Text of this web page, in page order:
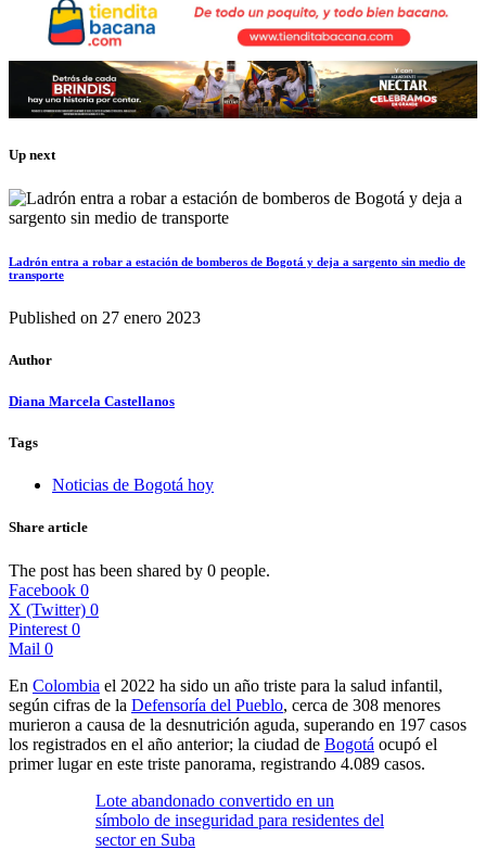
Up next
Ladrón entra a robar a estación de bomberos de Bogotá y deja a sargento sin medio de
transporte
Published on 27 enero 2023
Author
Diana Marcela Castellanos
Tags
Noticias de Bogotá hoy
Share article
The post has been shared by 0 people.
Facebook 0
X (Twitter) 0
Pinterest 0
Mail 0
En Colombia el 2022 ha sido un año triste para la salud infantil,
según cifras de la Defensoría del Pueblo, cerca de 308 menores
murieron a causa de la desnutrición aguda, superando en 197 casos
los registrados en el año anterior; la ciudad de Bogotá ocupó el
primer lugar en este triste panorama, registrando 4.089 casos.
Lote abandonado convertido en un
símbolo de inseguridad para residentes del
sector en Suba